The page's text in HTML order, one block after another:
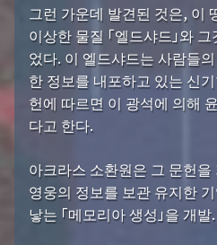
그런 가운데 발견된 것은, 이
이상한 물질 「엘드샤드」와
었다. 이 엘드샤드는 사람들
한 정보를 내포하고 있는 신
헌에 따르면 이 광석에 의해
다고 한다.
아크라스 소환원은 그 문헌
영웅의 정보를 보관 유지한 기
낳는 「메모리아 생성」을 개발.